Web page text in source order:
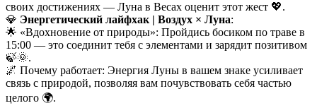
своих достижениях — Луна в Весах оценит этот жест 💖.
💎 Энергетический лайфхак | Воздух × Луна:
🌟 «Вдохновение от природы»: Пройдись босиком по траве в
15:00 — это соединит тебя с элементами и зарядит позитивом
🍃🌞.
🌌 Почему работает: Энергия Луны в вашем знаке усиливает
связь с природой, позволяя вам почувствовать себя частью
целого 🌍.